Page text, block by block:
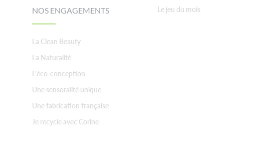
NOS ENGAGEMENTS
La Clean Beauty
La Naturalité
L'éco-conception
Une sensoralité unique
Une fabrication française
Je recycle avec Corine
Le jeu du mois